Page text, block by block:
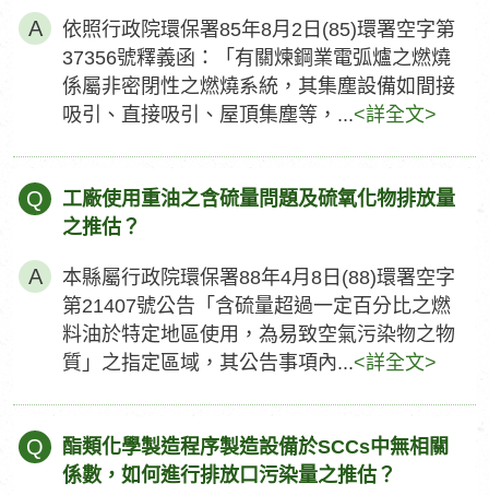
依照行政院環保署85年8月2日(85)環署空字第
37356號釋義函：「有關煉鋼業電弧爐之燃燒
係屬非密閉性之燃燒系統，其集塵設備如間接
吸引、直接吸引、屋頂集塵等，...<詳全文>
Q
工廠使用重油之含硫量問題及硫氧化物排放量
之推估？
本縣屬行政院環保署88年4月8日(88)環署空字
第21407號公告「含硫量超過一定百分比之燃
料油於特定地區使用，為易致空氣污染物之物
質」之指定區域，其公告事項內...<詳全文>
Q
酯類化學製造程序製造設備於SCCs中無相關
係數，如何進行排放口污染量之推估？